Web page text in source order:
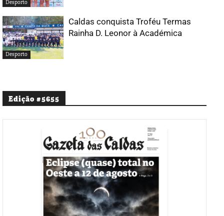
Desporto
Desporto
Caldas conquista Troféu Termas
Rainha D. Leonor à Académica
Edição #5655